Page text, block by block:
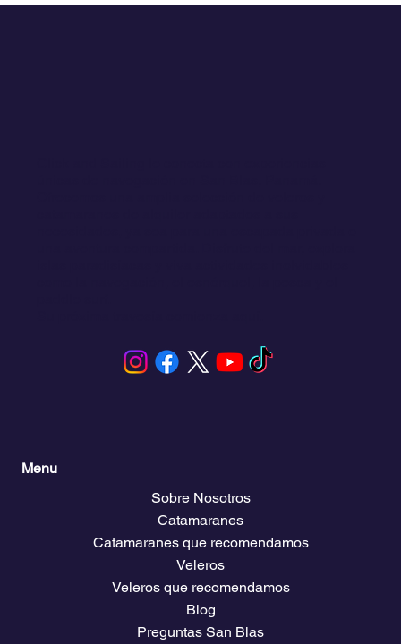
Menu
Sobre Nosotros
Catamaranes
Catamaranes que recomendamos
Veleros
Veleros que recomendamos
Blog
Preguntas San Blas